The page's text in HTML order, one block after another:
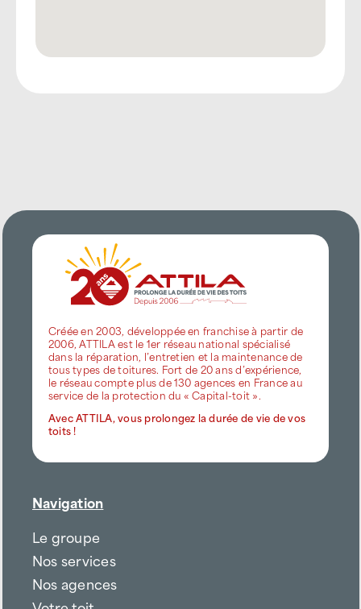
Créée en 2003, développée en franchise à partir de
2006, ATTILA est le 1er réseau national spécialisé
dans la réparation, l’entretien et la maintenance de
tous types de toitures. Fort de 20 ans d’expérience,
le réseau compte plus de 130 agences en France au
service de la protection du « Capital-toit ».
Avec ATTILA, vous prolongez la durée de vie de vos
toits !
Navigation
Le groupe
Nos services
Nos agences